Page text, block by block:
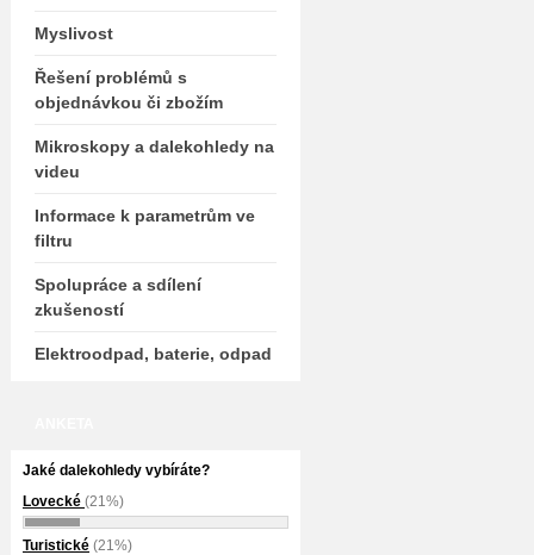
Myslivost
Řešení problémů s
objednávkou či zbožím
Mikroskopy a dalekohledy na
videu
Informace k parametrům ve
filtru
Spolupráce a sdílení
zkušeností
Elektroodpad, baterie, odpad
Jaké dalekohledy vybíráte?
Lovecké (21%)
Turistické (21%)